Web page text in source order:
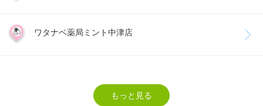
ワタナベ薬局ミント中津店
もっと見る